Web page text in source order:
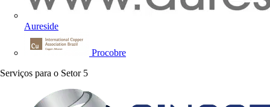
Aureside
Procobre
Serviços para o Setor 5